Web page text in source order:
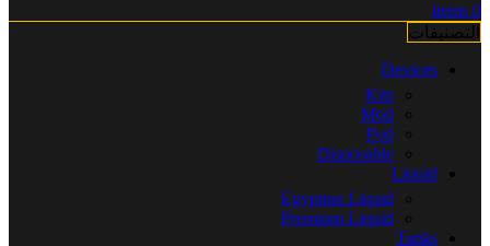
0
items
التصنيفات
Devices
Kits
Mod
Pod
Disposable
Liquid
Egyptian Liquid
Premium Liquid
Tanks